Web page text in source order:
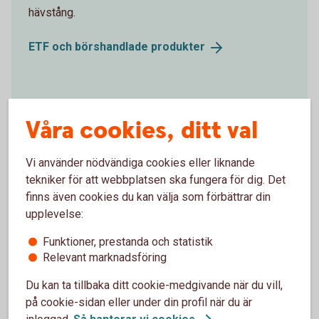
hävstång.
ETF och börshandlade produkter
En obligation är ett lån. Du lånar ut pengar till ett
stället för att låna pengar av en bank. Obligationer
handlas i procent av sitt ursprungliga värde. Det
finns flera olika typer och du får avkastningen i form
av ränta.
Obligationer ochränteplaceringar
Våra cookies, ditt val
Vi använder nödvändiga cookies eller liknande
tekniker för att webbplatsen ska fungera för dig. Det
finns även cookies du kan välja som förbättrar din
upplevelse:
Funktioner, prestanda och statistik
Relevant marknadsföring
Du kan ta tillbaka ditt cookie-medgivande när du vill,
på cookie-sidan eller under din profil när du är